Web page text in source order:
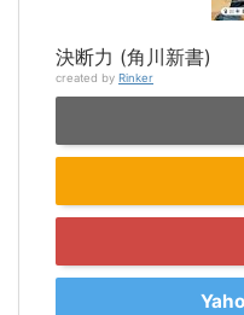
決断力 (角川新書)
created by Rinker